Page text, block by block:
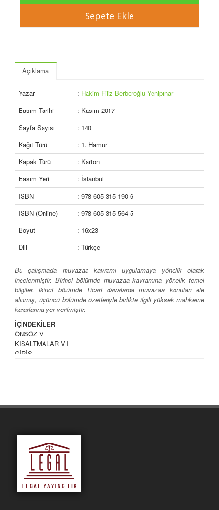
Açıklama
Yazar : Hakim Filiz Berberoğlu Yenipınar
Basım Tarihi
: Kasım 2017
Sayfa Sayısı
: 140
Kağıt Türü
: 1. Hamur
Kapak Türü
: Karton
Basım Yeri
: İstanbul
ISBN
: 978-605-315-190-6
ISBN (Online)
: 978-605-315-564-5
Boyut
: 16x23
Dili
: Türkçe
Bu çalışmada muvazaa kavramı uygulamaya yönelik olarak
incelenmiştir. Birinci bölümde muvazaa kavramına yönelik temel
bilgiler, ikinci bölümde Ticari davalarda muvazaa konuları ele
alınmış, üçüncü bölümde özetleriyle birlikte ilgili yüksek mahkeme
kararlarına yer verilmiştir.
İÇİNDEKİLER
ÖNSÖZ V
KISALTMALAR VII
GİRİŞ
İKİNCİ BÖLÜM
TİCARİ DAVALARDA MUVAZAA
A. GENEL İNCELEME 29
ÜÇÜNCÜ BÖLÜM
YÜKSEK MAHKEME KARARLARI
I. USUL VE YARGILAMA İLE İLGİLİ İÇTİHATLAR 45